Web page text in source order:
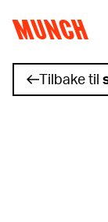
Hopp til innhold
MUNCH
Tilbake til